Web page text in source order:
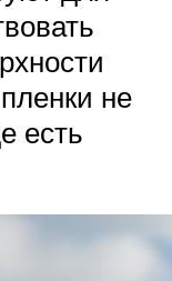
не
есть